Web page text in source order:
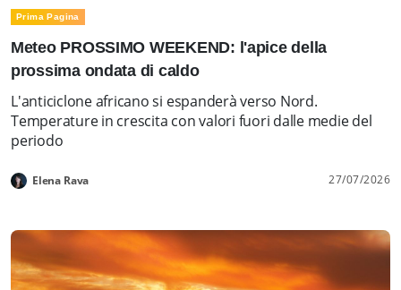
Prima Pagina
Meteo PROSSIMO WEEKEND: l'apice della
prossima ondata di caldo
L'anticiclone africano si espanderà verso Nord.
Temperature in crescita con valori fuori dalle medie del
periodo
Elena Rava 27/07/2026